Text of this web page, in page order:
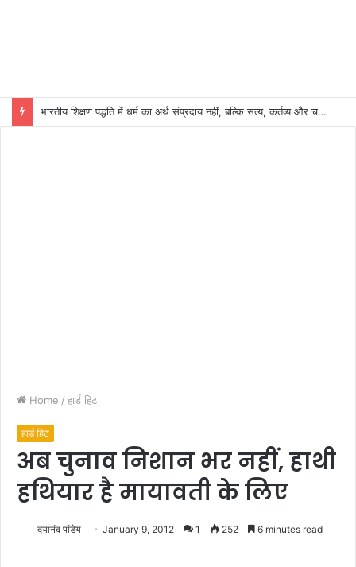
भारतीय शिक्षण पद्धति में धर्म का अर्थ संप्रदाय नहीं, बल्कि सत्य, कर्तव्य और चरित्र निर्माण है: विजय प्रकाश
Home / हार्ड हिट
हार्ड हिट
अब चुनाव निशान भर नहीं, हाथी
हथियार है मायावती के लिए
दयानंद पांडेय January 9, 2012 1 252 6 minutes read